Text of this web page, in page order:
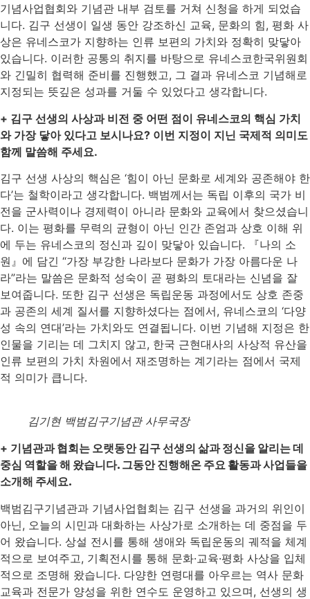
기념사업협회와 기념관 내부 검토를 거쳐 신청을 하게 되었습
니다. 김구 선생이 일생 동안 강조하신 교육, 문화의 힘, 평화 사
상은 유네스코가 지향하는 인류 보편의 가치와 정확히 맞닿아
있습니다. 이러한 공통의 취지를 바탕으로 유네스코한국위원회
와 긴밀히 협력해 준비를 진행했고, 그 결과 유네스코 기념해로
지정되는 뜻깊은 성과를 거둘 수 있었다고 생각합니다.
+ 김구 선생의 사상과 비전 중 어떤 점이 유네스코의 핵심 가치
와 가장 닿아 있다고 보시나요? 이번 지정이 지닌 국제적 의미도
함께 말씀해 주세요.
김구 선생 사상의 핵심은 ‘힘이 아닌 문화로 세계와 공존해야 한
다’는 철학이라고 생각합니다. 백범께서는 독립 이후의 국가 비
전을 군사력이나 경제력이 아니라 문화와 교육에서 찾으셨습니
다. 이는 평화를 무력의 균형이 아닌 인간 존엄과 상호 이해 위
에 두는 유네스코의 정신과 깊이 맞닿아 있습니다. 『나의 소
원』에 담긴 “가장 부강한 나라보다 문화가 가장 아름다운 나
라”라는 말씀은 문화적 성숙이 곧 평화의 토대라는 신념을 잘
보여줍니다. 또한 김구 선생은 독립운동 과정에서도 상호 존중
과 공존의 세계 질서를 지향하셨다는 점에서, 유네스코의 ‘다양
성 속의 연대’라는 가치와도 연결됩니다. 이번 기념해 지정은 한
인물을 기리는 데 그치지 않고, 한국 근현대사의 사상적 유산을
인류 보편의 가치 차원에서 재조명하는 계기라는 점에서 국제
적 의미가 큽니다.
김기현 백범김구기념관 사무국장
+ 기념관과 협회는 오랫동안 김구 선생의 삶과 정신을 알리는 데
중심 역할을 해 왔습니다. 그동안 진행해온 주요 활동과 사업들을
소개해 주세요.
백범김구기념관과 기념사업협회는 김구 선생을 과거의 위인이
아닌, 오늘의 시민과 대화하는 사상가로 소개하는 데 중점을 두
어 왔습니다. 상설 전시를 통해 생애와 독립운동의 궤적을 체계
적으로 보여주고, 기획전시를 통해 문화·교육·평화 사상을 입체
적으로 조명해 왔습니다. 다양한 연령대를 아우르는 역사 문화
교육과 전문가 양성을 위한 연수도 운영하고 있으며, 선생의 생